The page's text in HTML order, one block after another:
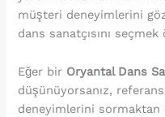
müşteri deneyimlerini
dans sanatçısını
Eğer bir Oryantal Dans
düşünüyorsanız,
deneyimlerini sormaktan